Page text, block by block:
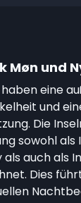
Møn und
eine
und
Die
sowohl
als auch als
Dies